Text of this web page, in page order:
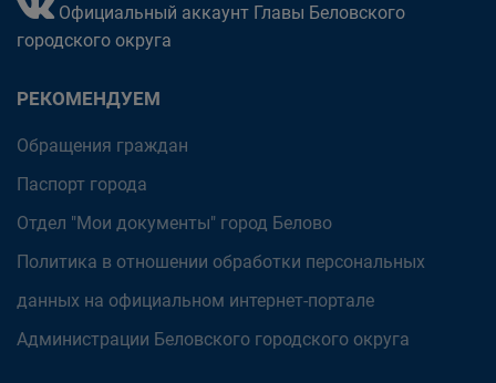
Официальный аккаунт Главы Беловского
городского округа
РЕКОМЕНДУЕМ
Обращения граждан
Паспорт города
Отдел "Мои документы" город Белово
Политика в отношении обработки персональных
данных на официальном интернет-портале
Администрации Беловского городского округа